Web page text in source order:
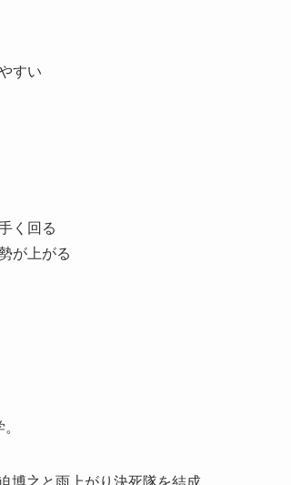
すい
く回る
が上がる
博之と雨上がり決死隊を結成。